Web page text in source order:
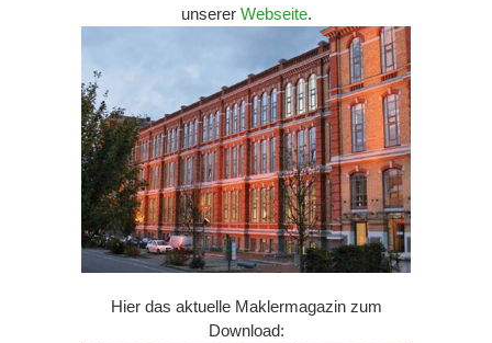
unserer Webseite.
Hier das aktuelle Maklermagazin zum
Download: